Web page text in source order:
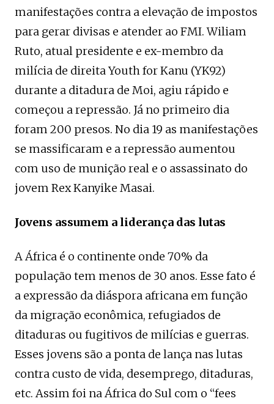
manifestações contra a elevação de impostos
para gerar divisas e atender ao FMI. Wiliam
Ruto, atual presidente e ex-membro da
milícia de direita Youth for Kanu (YK92)
durante a ditadura de Moi, agiu rápido e
começou a repressão. Já no primeiro dia
foram 200 presos. No dia 19 as manifestações
se massificaram e a repressão aumentou
com uso de munição real e o assassinato do
jovem Rex Kanyike Masai.
Jovens assumem a liderança das lutas
A África é o continente onde 70% da
população tem menos de 30 anos. Esse fato é
a expressão da diáspora africana em função
da migração econômica, refugiados de
ditaduras ou fugitivos de milícias e guerras.
Esses jovens são a ponta de lança nas lutas
contra custo de vida, desemprego, ditaduras,
etc. Assim foi na África do Sul com o “fees